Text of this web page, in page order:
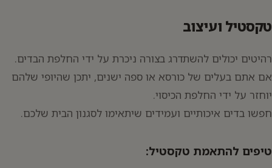
טקסטיל ועיצוב
רהיטים יכולים להשתדרג בצורה ניכרת על ידי החלפת הבדים.
אם אתם בעלים של כורסא או ספה ישנים, יתכן שהיופי שלהם
יוחזר על ידי החלפת הכיסוי.
חפשו בדים איכותיים ועמידים שיתאימו לסגנון הבית שלכם.
טיפים להתאמת טקסטיל: